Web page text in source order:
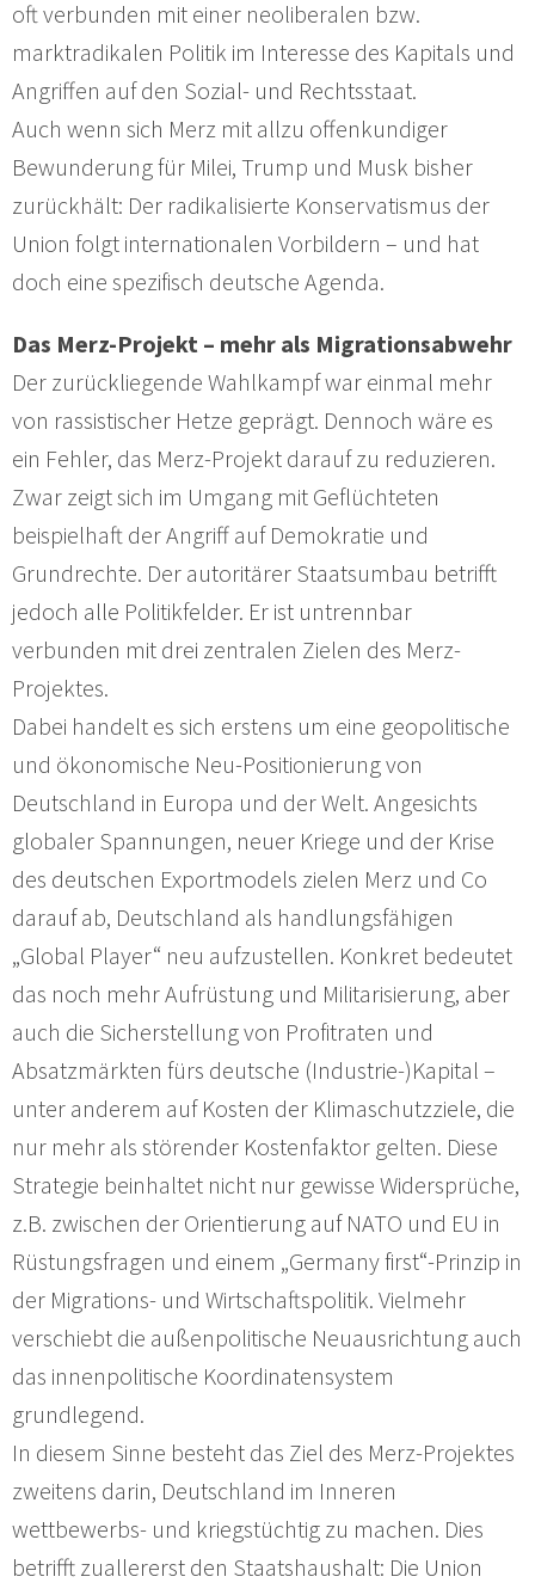
oft verbunden mit einer neoliberalen bzw.
marktradikalen Politik im Interesse des Kapitals und
Angriffen auf den Sozial- und Rechtsstaat.
Auch wenn sich Merz mit allzu offenkundiger
Bewunderung für Milei, Trump und Musk bisher
zurückhält: Der radikalisierte Konservatismus der
Union folgt internationalen Vorbildern – und hat
doch eine spezifisch deutsche Agenda.
Das Merz-Projekt – mehr als Migrationsabwehr
Der zurückliegende Wahlkampf war einmal mehr
von rassistischer Hetze geprägt. Dennoch wäre es
ein Fehler, das Merz-Projekt darauf zu reduzieren.
Zwar zeigt sich im Umgang mit Geflüchteten
beispielhaft der Angriff auf Demokratie und
Grundrechte. Der autoritärer Staatsumbau betrifft
jedoch alle Politikfelder. Er ist untrennbar
verbunden mit drei zentralen Zielen des Merz-
Projektes.
Dabei handelt es sich erstens um eine geopolitische
und ökonomische Neu-Positionierung von
Deutschland in Europa und der Welt. Angesichts
globaler Spannungen, neuer Kriege und der Krise
des deutschen Exportmodels zielen Merz und Co
darauf ab, Deutschland als handlungsfähigen
„Global Player“ neu aufzustellen. Konkret bedeutet
das noch mehr Aufrüstung und Militarisierung, aber
auch die Sicherstellung von Profitraten und
Absatzmärkten fürs deutsche (Industrie-)Kapital –
unter anderem auf Kosten der Klimaschutzziele, die
nur mehr als störender Kostenfaktor gelten. Diese
Strategie beinhaltet nicht nur gewisse Widersprüche,
z.B. zwischen der Orientierung auf NATO und EU in
Rüstungsfragen und einem „Germany first“-Prinzip in
der Migrations- und Wirtschaftspolitik. Vielmehr
verschiebt die außenpolitische Neuausrichtung auch
das innenpolitische Koordinatensystem
grundlegend.
In diesem Sinne besteht das Ziel des Merz-Projektes
zweitens darin, Deutschland im Inneren
wettbewerbs- und kriegstüchtig zu machen. Dies
betrifft zuallererst den Staatshaushalt: Die Union